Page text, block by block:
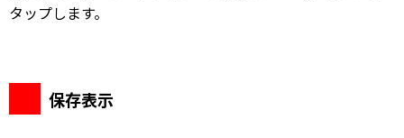
タップします。
保存表示